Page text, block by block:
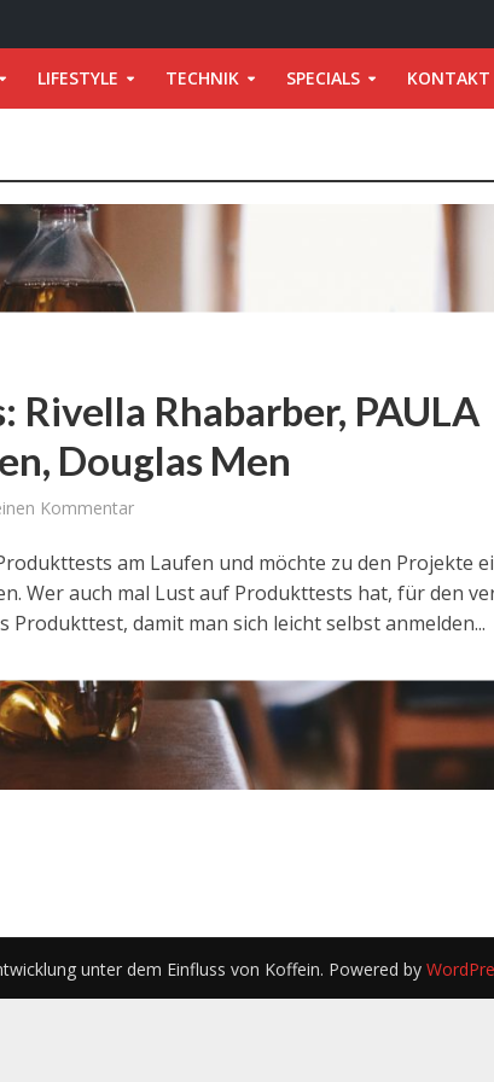
LIFESTYLE TECHNIK SPECIALS KONTAKT
Rivella Rhabarber, PAULA
Douglas Men
Kommentar
am Laufen und möchte zu den Projekte
Wer auch mal Lust auf Produkttests hat, für den
Produkttest, damit man sich leicht selbst anmelden...
unter dem Einfluss von Koffein. Powered by